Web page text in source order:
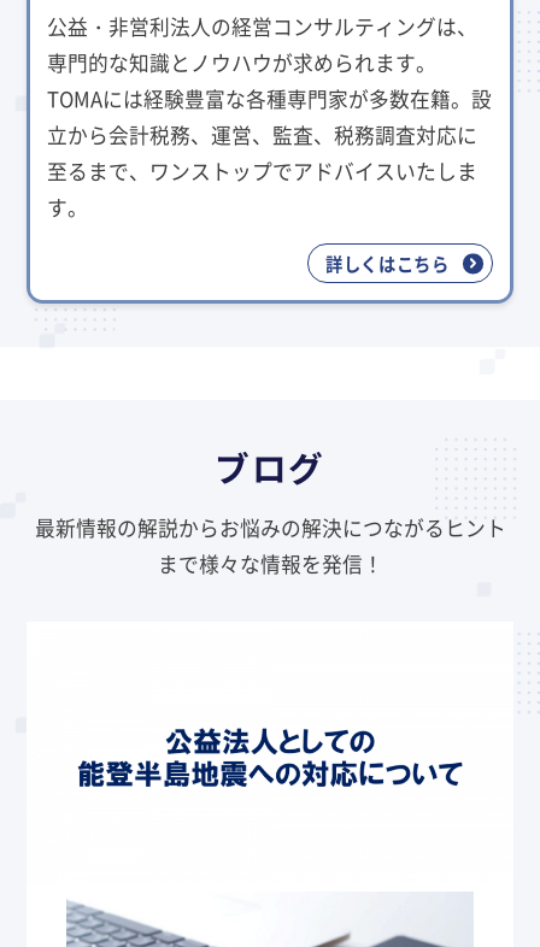
公益・非営利法人の経営コンサルティングは、
専門的な知識とノウハウが求められます。
TOMAには経験豊富な各種専門家が多数在籍。設
立から会計税務、運営、監査、税務調査対応に
至るまで、ワンストップでアドバイスいたしま
す。
詳しくはこちら
ブログ
最新情報の解説からお悩みの解決につながるヒント
まで様々な情報を発信！